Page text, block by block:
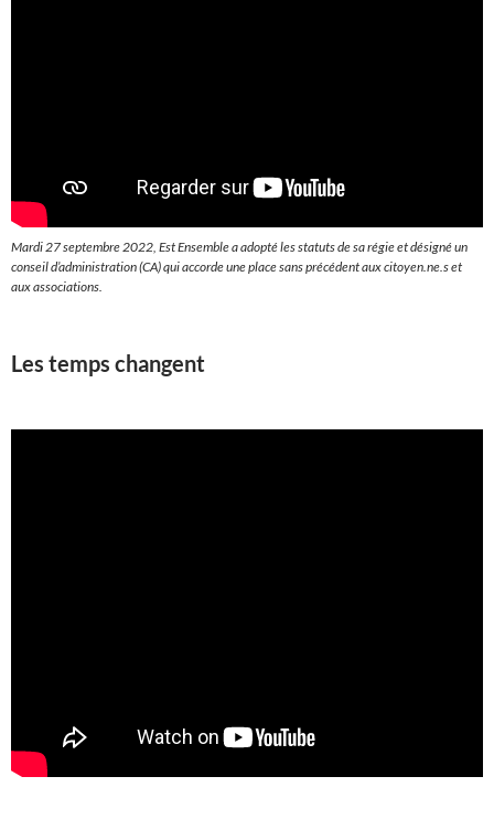
Mardi 27 septembre 2022, Est Ensemble a adopté les statuts de sa régie et désigné un
conseil d’administration (CA) qui accorde une place sans précédent aux citoyen.ne.s et
aux associations.
Les temps changent